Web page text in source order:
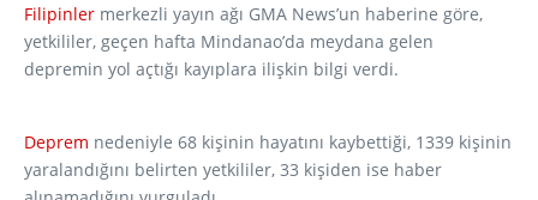
Filipinler merkezli yayın ağı GMA News’un haberine göre,
yetkililer, geçen hafta Mindanao’da meydana gelen
depremin yol açtığı kayıplara ilişkin bilgi verdi.
Deprem nedeniyle 68 kişinin hayatını kaybettiği, 1339 kişinin
yaralandığını belirten yetkililer, 33 kişiden ise haber